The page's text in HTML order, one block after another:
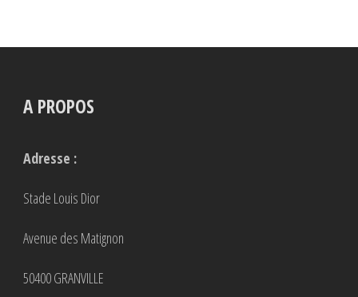
A PROPOS
Adresse :
Stade Louis Dior
Avenue des Matignon
50400 GRANVILLE